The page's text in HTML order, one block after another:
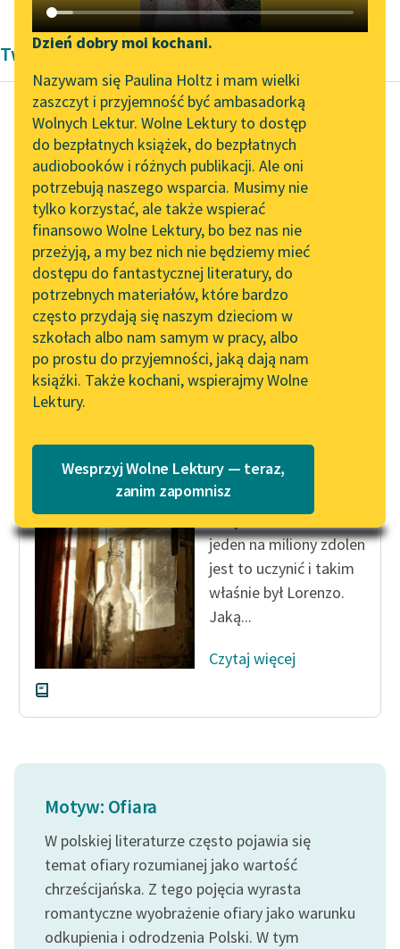
Katalog DAISY
Podkasty o książkach
Zgłoś brak utworu
Aktualności
„Prokurator Alicja Horn”
do słuchania
Byliśmy częścią AI Impact
Lab
Zapraszamy na spotkanie
online z tłumaczkami
literatury skandynawskiej
Spotkanie z Katarzyną
Tunkiel w Oslo
102. lata temu zmarł
Joseph Conrad
Lektury szkolne i klasyka
literatury do słuchania dla
uczennic i uczniów z
niepełnosprawnościami
E-kolekcja lektur
szkolnych i literatury do
słuchania dla uczennic i
uczniów z
niepełnosprawnościami
Feministyczne inspiracje.
feministycznej
Ręce pełne poezji
Kolekcje edukacyjne
twórców przechodzących
do domeny publicznej,
lektur szkolnych oraz
Starego Testamentu
Narzędzia
Mapa Wolnych Lektur
Leśmianator
Przewodnik dla piszących i
czytających
API
OAI-PMH
Widget Wolnych Lektur
Przypisy
Katalog w formacie PDF
Dzień dobry moi kochani.
Nazywam się Paulina Holtz i mam wielki
zaszczyt i przyjemność być ambasadorką
Wolnych Lektur. Wolne Lektury to dostęp
do bezpłatnych książek, do bezpłatnych
audiobooków i różnych publikacji. Ale oni
potrzebują naszego wsparcia. Musimy nie
tylko korzystać, ale także wspierać
finansowo Wolne Lektury, bo bez nas nie
przeżyją, a my bez nich nie będziemy mieć
dostępu do fantastycznej literatury, do
potrzebnych materiałów, które bardzo
często przydają się naszym dzieciom w
szkołach albo nam samym w pracy, albo
po prostu do przyjemności, jaką dają nam
książki. Także kochani, wspierajmy Wolne
Lektury.
Wesprzyj Wolne Lektury — teraz,
zanim zapomnisz
Twórczość Modernizm Antoni Lange
Antoni Lange
Miranda
Ojcowie nasi uważali za
drogę do stworzenia
tego wyższego
człowieka — ofiarę.
Zazwyczaj ofiarą trzy
razy...
Czytaj więcej
Rozaura
Oczywiście ledwo
jeden na miliony zdolen
jest to uczynić i takim
właśnie był Lorenzo.
Jaką...
Czytaj więcej
Motyw: Ofiara
W polskiej literaturze często pojawia się
temat ofiary rozumianej jako wartość
chrześcijańska. Z tego pojęcia wyrasta
romantyczne wyobrażenie ofiary jako warunku
odkupienia i odrodzenia Polski. W tym